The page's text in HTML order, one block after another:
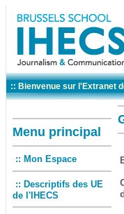
:: Bienvenue sur l'Extranet
Menu principal
:: Mon Espace
:: Descriptifs des UE
de l'IHECS